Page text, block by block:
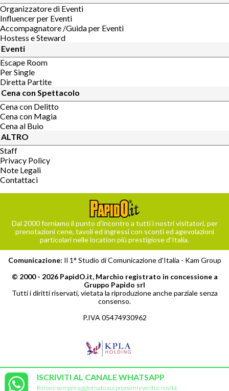
ISCRIVITI AL CANALE WHATSAPP
Rimani sempre aggiornato sui prossimi eventi e novità
Organizzatore di Eventi
Influencer per Eventi
Accompagnatore /Guida per Eventi
Hostess e Steward
Eventi
Escape Room
Per Single
Diretta Partite
Cena con Spettacolo
Cena con Delitto
Cena con Magia
Cena al Buio
ALTRO
Staff
Privacy Policy
Note Legali
Contattaci
Dal 2000 forniamo il punto d’incontro a tutti i nostri visitatori, per
prenotazioni cene, tavoli ed ingressi con sconti ed agevolazioni
particolari nelle location più prestigiose d’Italia.
Comunicazione: Il 1° Studio di Comunicazione d'Italia - Kam Group
© 2000 - 2026 PapidO.it, Marchio registrato in concessione a
Gruppo Papido srl
Tutti i diritti riservati, vietata la riproduzione anche parziale senza
consenso.
P.IVA 05474930962